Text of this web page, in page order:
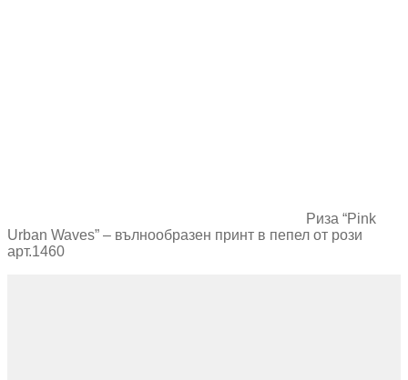
Риза “Pink
Urban Waves” – вълнообразен принт в пепел от рози
арт.1460